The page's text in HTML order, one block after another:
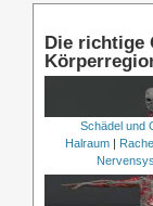
Die richtige
Schädel und
Halraum|